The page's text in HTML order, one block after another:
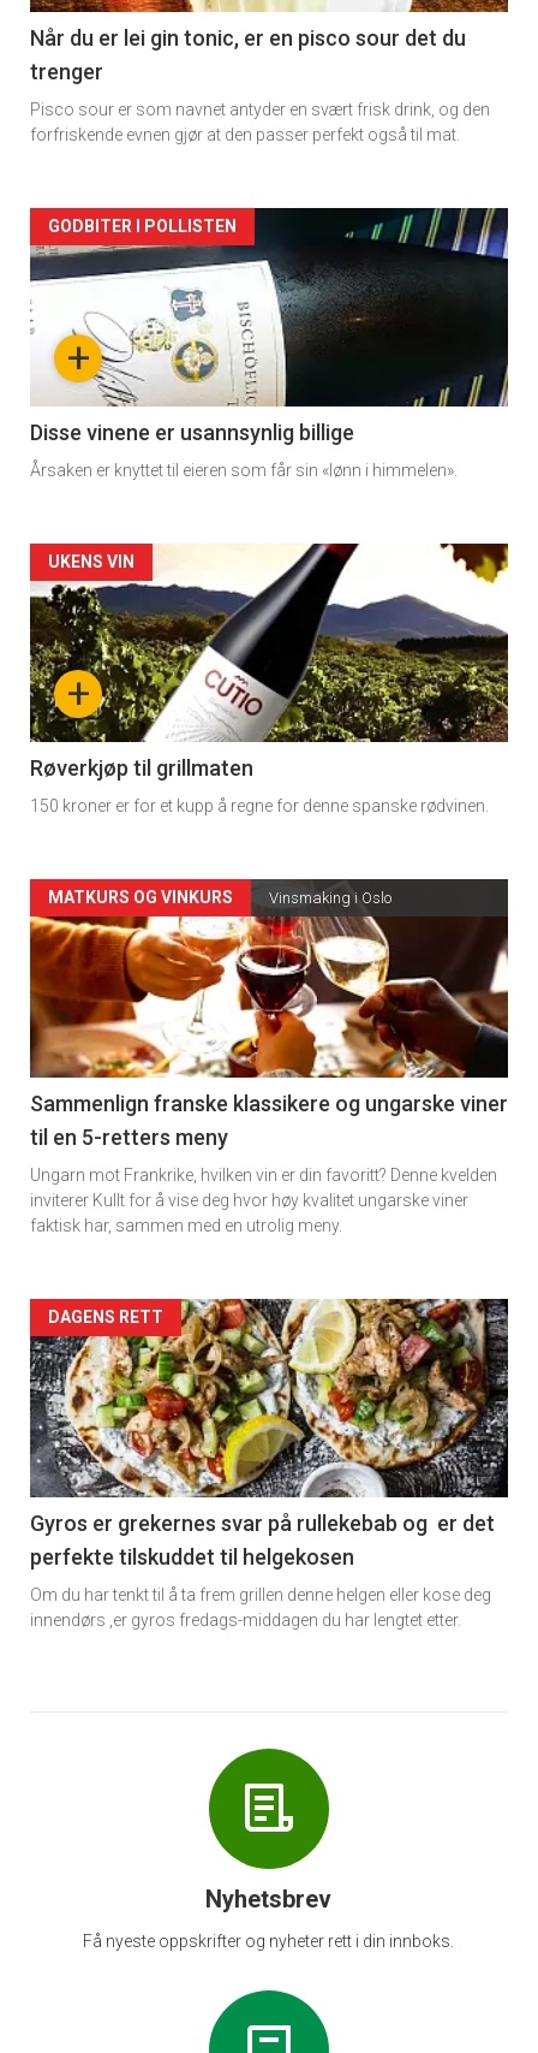
2
Når du er lei gin tonic, er en pisco sour det du
trenger
Pisco sour er som navnet antyder en svært frisk drink, og den
forfriskende evnen gjør at den passer perfekt også til mat.
Forsiden
akkurat
nå
3
+
GODBITER I POLLISTEN
Disse vinene er usannsynlig billige
Årsaken er knyttet til eieren som får sin «lønn i himmelen».
Forsiden
akkurat
nå
-
4
+
UKENS VIN
Røverkjøp til grillmaten
150 kroner er for et kupp å regne for denne spanske rødvinen.
Forsiden
akkurat
nå
-
5
MATKURS OG VINKURS Vinsmaking i Oslo
Sammenlign franske klassikere og ungarske viner
til en 5-retters meny
Ungarn mot Frankrike, hvilken vin er din favoritt? Denne kvelden
inviterer Kullt for å vise deg hvor høy kvalitet ungarske viner
faktisk har, sammen med en utrolig meny.
Forsiden
akkurat
nå
-
6
DAGENS RETT
Gyros er grekernes svar på rullekebab og er det
perfekte tilskuddet til helgekosen
Om du har tenkt til å ta frem grillen denne helgen eller kose deg
innendørs ,er gyros fredags-middagen du har lengtet etter.
Nyhetsbrev
Få nyeste oppskrifter og nyheter rett i din innboks.